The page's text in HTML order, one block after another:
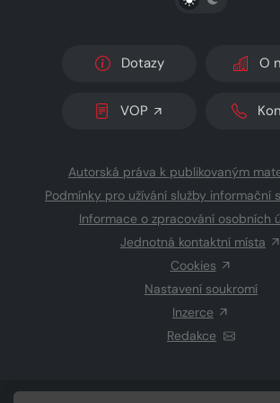
Dotazy O
VOP
Autorská práva k publikovaným
Podmínky pro užívání služby informační
Informace o zpracování osobních
Jednotná kontaktní místa
Cookies
Nastavení soukromí
Inzerce
Redakce